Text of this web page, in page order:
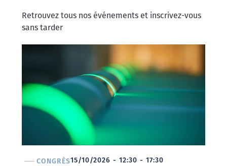
Retrouvez tous nos événements et inscrivez-vous
sans tarder
15/10/2026 - 12:30 - 17:30
CONGRÈS